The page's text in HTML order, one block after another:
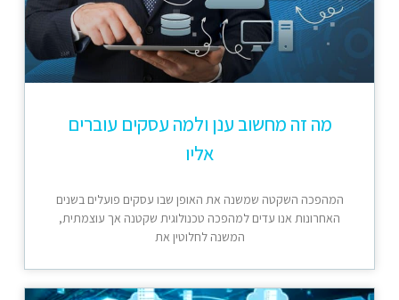
מה זה מחשוב ענן ולמה עסקים עוברים
אליו
המהפכה השקטה שמשנה את האופן שבו עסקים פועלים בשנים
האחרונות אנו עדים למהפכה טכנולוגית שקטנה אך עוצמתית,
המשנה לחלוטין את